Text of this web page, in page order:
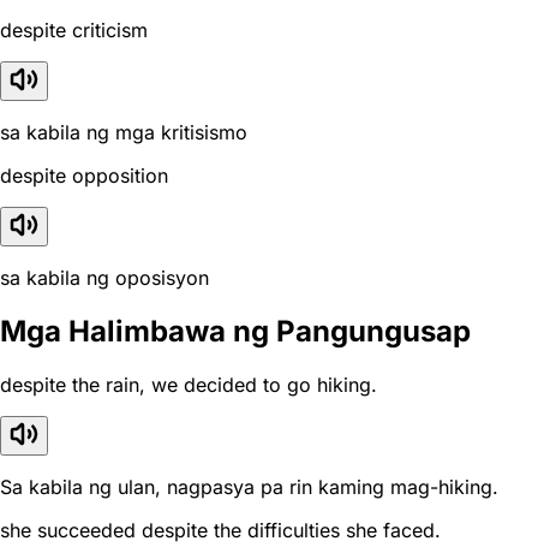
despite criticism
sa kabila ng mga kritisismo
despite opposition
sa kabila ng oposisyon
Mga Halimbawa ng Pangungusap
despite the rain, we decided to go hiking.
Sa kabila ng ulan, nagpasya pa rin kaming mag-hiking.
she succeeded despite the difficulties she faced.